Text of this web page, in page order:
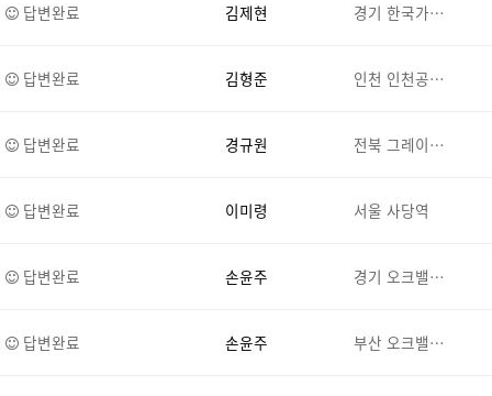
답변완료 김제현 경기 한국가…
답변완료 김형준 인천 인천공…
답변완료 경규원 전북 그레이…
답변완료 이미령 서울 사당역
답변완료 손윤주 경기 오크밸…
답변완료 손윤주 부산 오크밸…